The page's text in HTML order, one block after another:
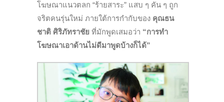
โฆษณาแนวตลก “ร้ายสาระ” แสบ ๆ คัน ๆ ถูก
จริตคนรุ่นใหม่ ภายใต้การกำกับของ คุณธน
ชาติ ศิริภัทราชัย ที่มักพูดเสมอว่า “การทำ
โฆษณาเอาด้านไม่ดีมาพูดบ้างก็ได้”